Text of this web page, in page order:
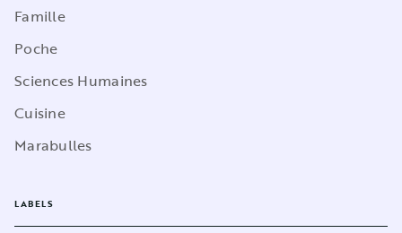
Famille
Poche
Sciences Humaines
Cuisine
Marabulles
LABELS